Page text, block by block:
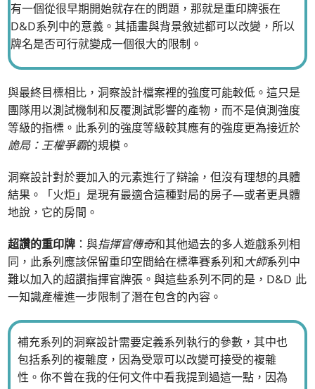
有一個從很早期開始就存在的問題，那就是重印牌張在
D&D系列中的意義。其插畫與背景敘述都可以改變，所以
牌名是否可行就變成一個很大的限制。
與最終目標相比，洞察設計檔案裡的強度可能較低。這只是
團隊用以測試機制和反覆測試影響的產物，而不是偵測強度
等級的指標。此系列的強度等級較其應有的強度更為接近於
詭局：王權爭霸的規模。
洞察設計對於要加入的元素進行了辯論，但沒有理想的具體
結果。「火炬」是現有最適合這種對局的房子—或者更具體
地說，它的房間。
超讚的重印牌 ：與指揮官傳奇和其他過去的多人遊戲系列相
同，此系列應該保留重印空間給在標準賽系列和大師系列中
難以加入的超讚指揮官牌張。與這些系列不同的是，D&D 此
一知識產權進一步限制了潛在包含的內容。
補充系列的洞察設計需要定義系列執行的參數，其中也
包括系列的複雜度，因為受眾可以改變可接受的複雜
性。你不曾在我的任何文件中看我提到過這一點，因為